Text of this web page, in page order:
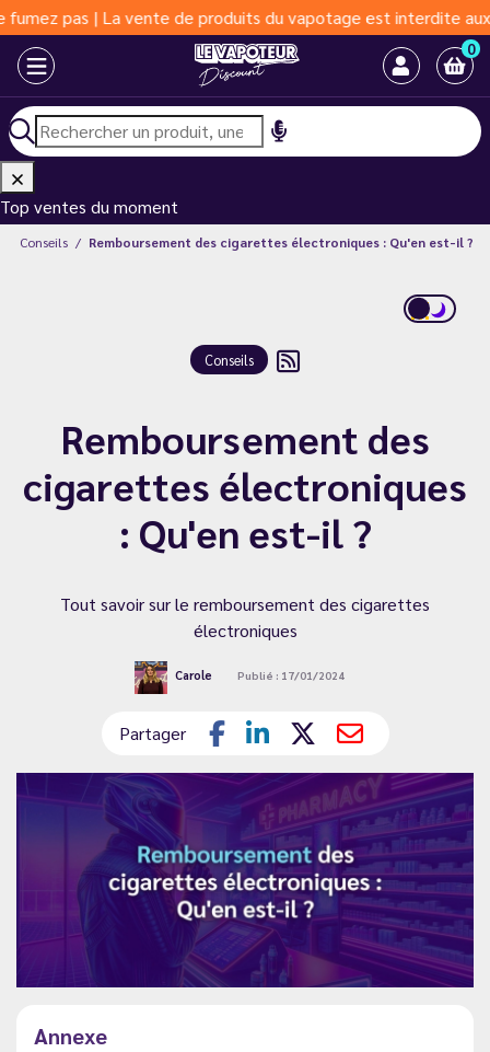
La vente de produits du vapotage est interdite aux moins de
0
Top ventes du moment
Conseils Remboursement des cigarettes électroniques : Qu'en est-il ?
Conseils
Remboursement des
cigarettes électroniques
: Qu'en est-il ?
Tout savoir sur le remboursement des cigarettes
électroniques
Carole Publié : 17/01/2024
Partager
Annexe